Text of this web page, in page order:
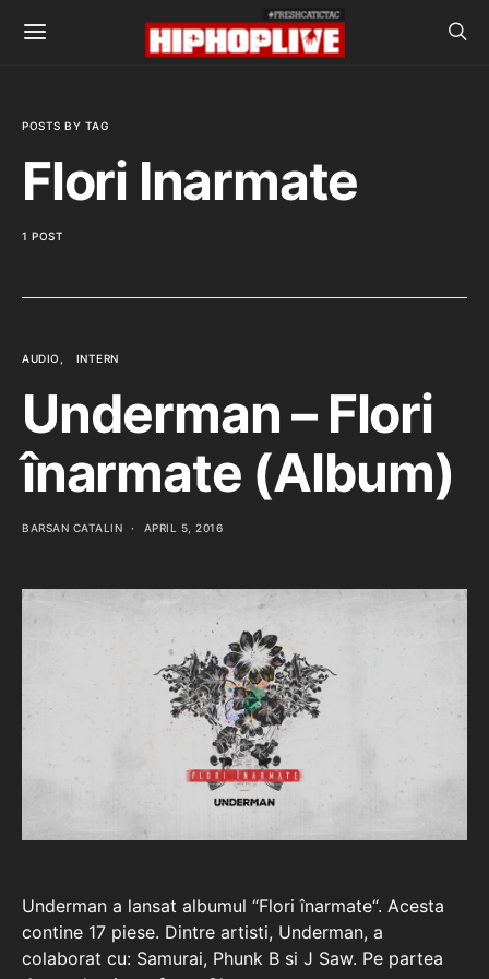
POSTS BY TAG
Flori Inarmate
1 POST
AUDIO INTERN
Underman – Flori
înarmate (Album)
BARSAN CATALIN APRIL 5, 2016
Underman a lansat albumul “Flori înarmate“. Acesta
contine 17 piese. Dintre artisti, Underman, a
colaborat cu: Samurai, Phunk B si J Saw. Pe partea